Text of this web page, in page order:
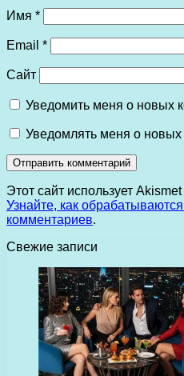
Имя *
Email *
Сайт
Уведомить меня о новых
Уведомлять меня о новых
Этот сайт использует
Узнайте, как
комментариев.
Свежие записи